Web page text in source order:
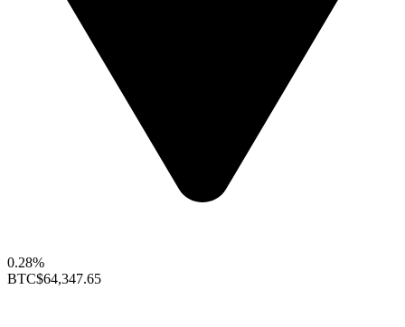
0.28%
BTC$64,347.65